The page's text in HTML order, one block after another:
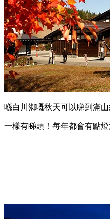
喺白川鄉嘅秋天可以睇到滿
一樣有睇頭！每年都會有點燈